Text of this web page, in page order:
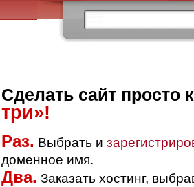
Сделать сайт просто
три»!
Раз. Выбрать и
доменное имя.
Два. Заказать хостинг,